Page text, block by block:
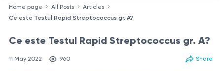
Home page All Posts
Articles
Ce este Testul Rapid Streptococcus gr. A?
Ce este Testul Rapid Streptococcus gr. A?
11 May 2022 960 Share